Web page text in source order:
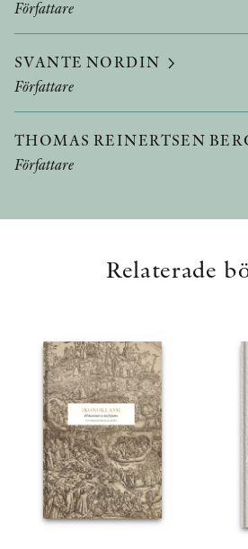
Författare
SVANTE NORDIN
Författare
THOMAS REINERTSEN
Författare
Relaterade